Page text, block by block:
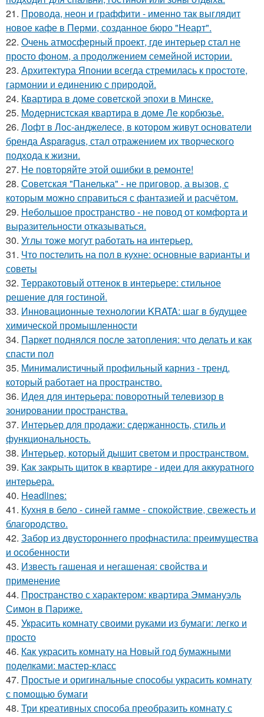
21. Провода, неон и граффити - именно так выглядит
новое кафе в Перми, созданное бюро "Неарт".
22. Очень атмосферный проект, где интерьер стал не
просто фоном, а продолжением семейной истории.
23. Архитектура Японии всегда стремилась к простоте,
гармонии и единению с природой.
24. Квартира в доме советской эпохи в Минске.
25. Модернистская квартира в доме Ле корбюзье.
26. Лофт в Лос-анджелесе, в котором живут основатели
бренда Asparagus, стал отражением их творческого
подхода к жизни.
27. Не повторяйте этой ошибки в ремонте!
28. Советская "Панелька" - не приговор, а вызов, с
которым можно справиться с фантазией и расчётом.
29. Небольшое пространство - не повод от комфорта и
выразительности отказываться.
30. Углы тоже могут работать на интерьер.
31. Что постелить на пол в кухне: основные варианты и
советы
32. Терракотовый оттенок в интерьере: стильное
решение для гостиной.
33. Инновационные технологии KRATA: шаг в будущее
химической промышленности
34. Паркет поднялся после затопления: что делать и как
спасти пол
35. Минималистичный профильный карниз - тренд,
который работает на пространство.
36. Идея для интерьера: поворотный телевизор в
зонировании пространства.
37. Интерьер для продажи: сдержанность, стиль и
функциональность.
38. Интерьер, который дышит светом и пространством.
39. Как закрыть щиток в квартире - идеи для аккуратного
интерьера.
40. Headlines:
41. Кухня в бело - синей гамме - спокойствие, свежесть и
благородство.
42. Забор из двустороннего профнастила: преимущества
и особенности
43. Известь гашеная и негашеная: свойства и
применение
44. Пространство с характером: квартира Эммануэль
Симон в Париже.
45. Украсить комнату своими руками из бумаги: легко и
просто
46. Как украсить комнату на Новый год бумажными
поделками: мастер-класс
47. Простые и оригинальные способы украсить комнату
с помощью бумаги
48. Три креативных способа преобразить комнату с